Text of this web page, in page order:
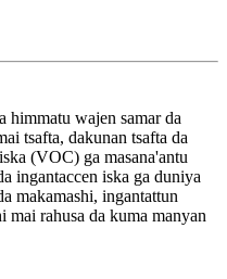
himmatu wajen samar da
tsafta, dakunan tsafta da
(VOC) ga masana'antu
ingantaccen iska ga duniya
makamashi, ingantattun
mai rahusa da kuma manyan